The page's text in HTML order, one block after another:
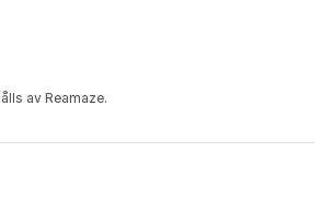
av Reamaze.